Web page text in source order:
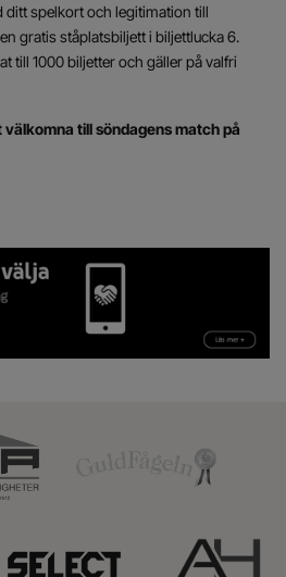
ditt spelkort och legitimation till
gratis ståplatsbiljett i biljettlucka 6.
till 1000 biljetter och gäller på valfri
välkomna till söndagens match på